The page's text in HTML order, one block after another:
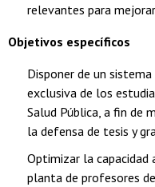
relevantes para
Objetivos específicos
Disponer de un
exclusiva de los
Salud Pública, a fin de
la defensa de tesis y
Optimizar la capacidad
planta de profesores